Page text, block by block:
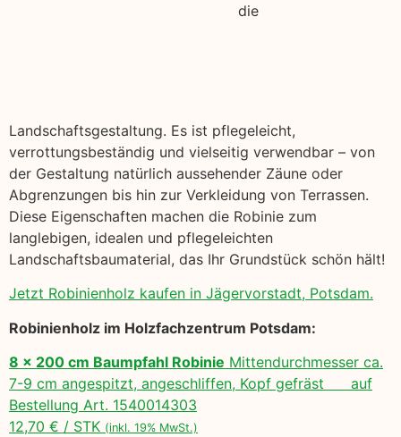
die
Landschaftsgestaltung. Es ist pflegeleicht,
verrottungsbeständig und vielseitig verwendbar – von
der Gestaltung natürlich aussehender Zäune oder
Abgrenzungen bis hin zur Verkleidung von Terrassen.
Diese Eigenschaften machen die Robinie zum
langlebigen, idealen und pflegeleichten
Landschaftsbaumaterial, das Ihr Grundstück schön hält!
Jetzt Robinienholz kaufen in Jägervorstadt, Potsdam.
Robinienholz im Holzfachzentrum Potsdam:
8 x 200 cm Baumpfahl Robinie Mittendurchmesser ca.
7-9 cm angespitzt, angeschliffen, Kopf gefräst auf
Bestellung Art. 1540014303
12,70 € / STK (inkl. 19% MwSt.)